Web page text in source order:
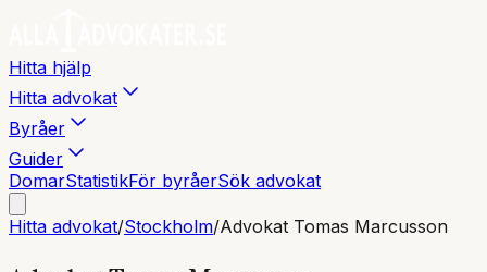
Hitta hjälp
Hitta advokat
Byråer
Guider
DomarStatistikFör byråerSök advokat
Hitta advokat/Stockholm/Advokat Tomas Marcusson